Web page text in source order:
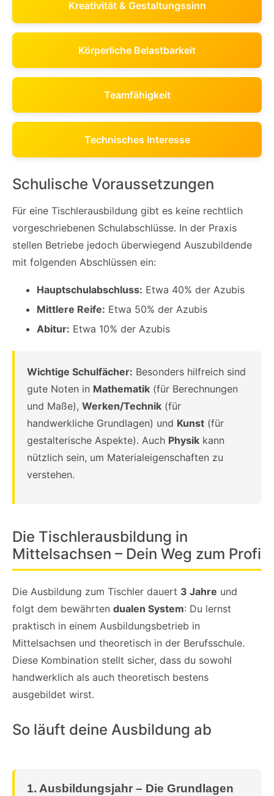
Kreativität & Gestaltungssinn
Körperliche Belastbarkeit
Teamfähigkeit
Technisches Interesse
Schulische Voraussetzungen
Für eine Tischlerausbildung gibt es keine rechtlich
vorgeschriebenen Schulabschlüsse. In der Praxis
stellen Betriebe jedoch überwiegend Auszubildende
mit folgenden Abschlüssen ein:
Hauptschulabschluss: Etwa 40% der Azubis
Mittlere Reife: Etwa 50% der Azubis
Abitur: Etwa 10% der Azubis
Wichtige Schulfächer: Besonders hilfreich sind
gute Noten in Mathematik (für Berechnungen
und Maße), Werken/Technik (für
handwerkliche Grundlagen) und Kunst (für
gestalterische Aspekte). Auch Physik kann
nützlich sein, um Materialeigenschaften zu
verstehen.
Die Tischlerausbildung in
Mittelsachsen – Dein Weg zum Profi
Die Ausbildung zum Tischler dauert 3 Jahre und
folgt dem bewährten dualen System: Du lernst
praktisch in einem Ausbildungsbetrieb in
Mittelsachsen und theoretisch in der Berufsschule.
Diese Kombination stellt sicher, dass du sowohl
handwerklich als auch theoretisch bestens
ausgebildet wirst.
So läuft deine Ausbildung ab
1. Ausbildungsjahr – Die Grundlagen